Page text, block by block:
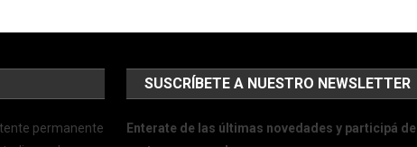
permanente
SUSCRÍBETE A NUESTRO NEWSLETTER
Enterate de las últimas novedades y participá de